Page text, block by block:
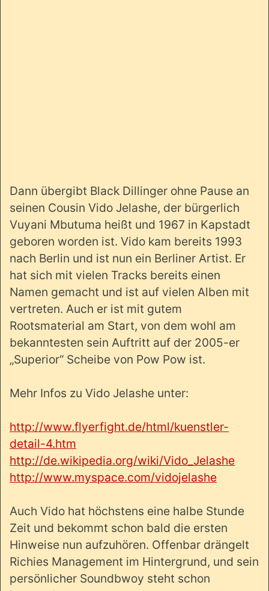
Dann übergibt Black Dillinger ohne Pause an
seinen Cousin Vido Jelashe, der bürgerlich
Vuyani Mbutuma heißt und 1967 in Kapstadt
geboren worden ist. Vido kam bereits 1993
nach Berlin und ist nun ein Berliner Artist. Er
hat sich mit vielen Tracks bereits einen
Namen gemacht und ist auf vielen Alben mit
vertreten. Auch er ist mit gutem
Rootsmaterial am Start, von dem wohl am
bekanntesten sein Auftritt auf der 2005-er
„Superior“ Scheibe von Pow Pow ist.
Mehr Infos zu Vido Jelashe unter:
http://www.flyerfight.de/html/kuenstler-
detail-4.htm
http://de.wikipedia.org/wiki/Vido_Jelashe
http://www.myspace.com/vidojelashe
Auch Vido hat höchstens eine halbe Stunde
Zeit und bekommt schon bald die ersten
Hinweise nun aufzuhören. Offenbar drängelt
Richies Management im Hintergrund, und sein
persönlicher Soundbwoy steht schon